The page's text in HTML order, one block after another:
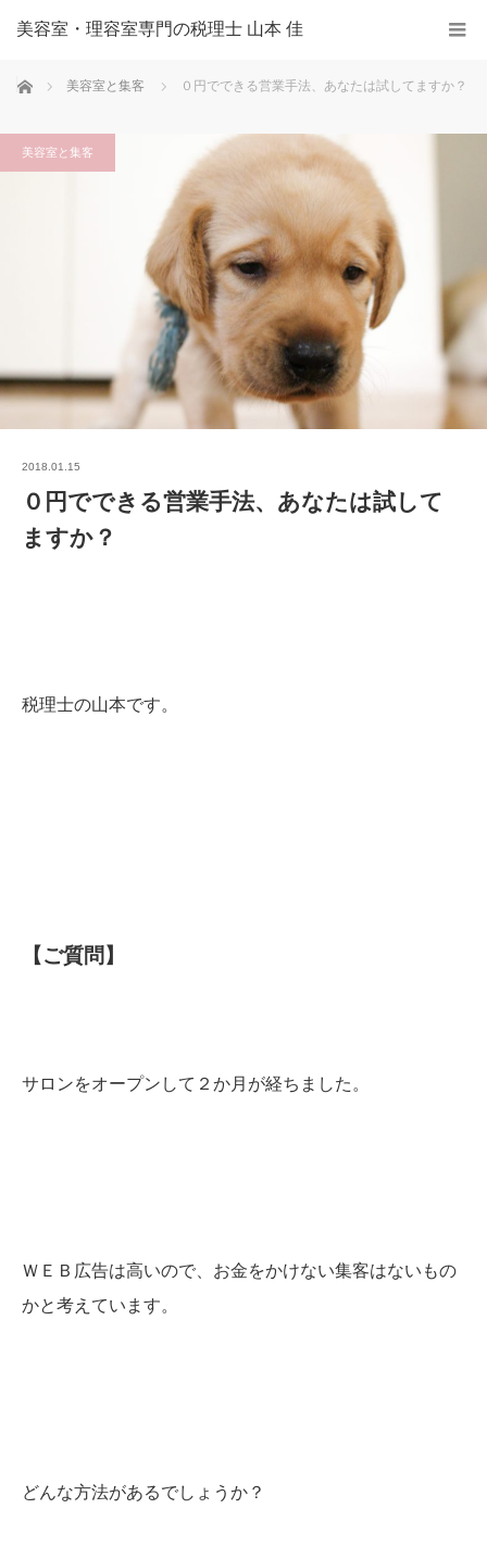
美容室・理容室専門の税理士 山本 佳
ホーム 美容室と集客 ０円でできる営業手法、あなたは試してますか？
美容室と集客
2018.01.15
０円でできる営業手法、あなたは試して
ますか？
税理士の山本です。
【ご質問】
サロンをオープンして２か月が経ちました。
ＷＥＢ広告は高いので、お金をかけない集客はないもの
かと考えています。
どんな方法があるでしょうか？